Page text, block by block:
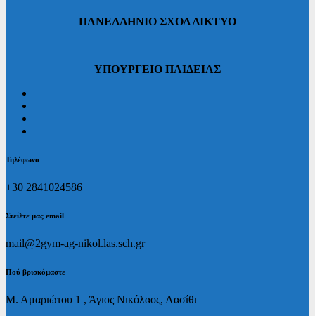
ΠΑΝΕΛΛΗΝΙΟ ΣΧΟΛ ΔΙΚΤΥΟ
ΥΠΟΥΡΓΕΙΟ ΠΑΙΔΕΙΑΣ
Τηλέφωνο
+30 2841024586
Στείλτε μας email
mail@2gym-ag-nikol.las.sch.gr
Πoύ βρισκόμαστε
Μ. Αμαριώτου 1 , Άγιος Νικόλαος, Λασίθι